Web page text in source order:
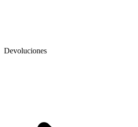
Devoluciones